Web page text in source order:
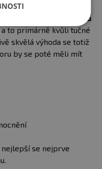
pro lidi se zvýšenou
a to primárně kvůli tučné
skvělá výhoda se totiž
by se poté měli mít
nejlepší se nejprve